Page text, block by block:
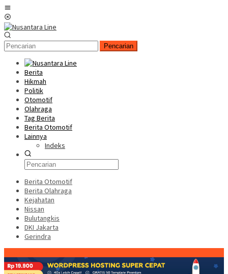
Loncat
ke
konten
Pencarian
Berita
Hikmah
Politik
Otomotif
Olahraga
Tag Berita
Berita Otomotif
Lainnya
Indeks
Berita Otomotif
Berita Olahraga
Kejahatan
Nissan
Bulutangkis
DKI Jakarta
Gerindra